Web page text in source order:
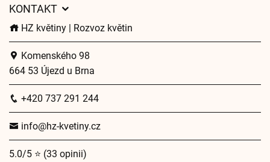
KONTAKT
HZ květiny | Rozvoz květin
Komenského 98
664 53 Újezd u Brna
+420 737 291 244
info@hz-kvetiny.cz
5.0/5 ⭐ (33 opinii)